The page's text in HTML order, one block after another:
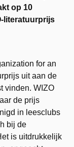
op 10
literatuurprijs
for an
uit aan de
vinden. WIZO
de prijs
in leesclubs
bij de
is uitdrukkelijk